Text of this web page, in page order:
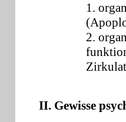
1.
2.
II. Gewisse